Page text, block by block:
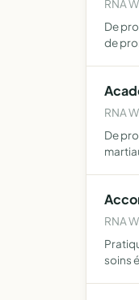
RNA
De
de
RNA
De
RNA
soins